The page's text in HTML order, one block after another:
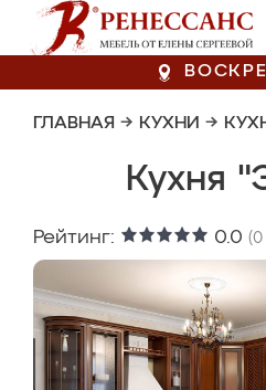
ГЛАВНАЯ → КУХНИ →
Кухня
Рейтинг: 0.0 (0